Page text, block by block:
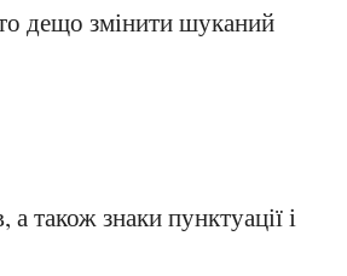
дещо змінити шуканий
також знаки пунктуації і